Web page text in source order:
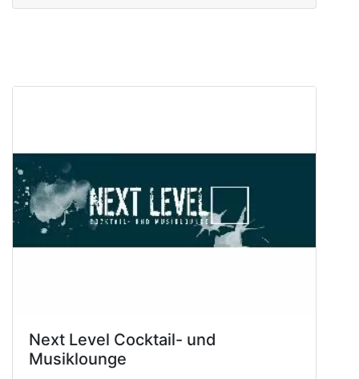
Next Level Cocktail- und
Musiklounge